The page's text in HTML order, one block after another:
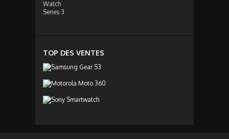
TOP DES VENTES